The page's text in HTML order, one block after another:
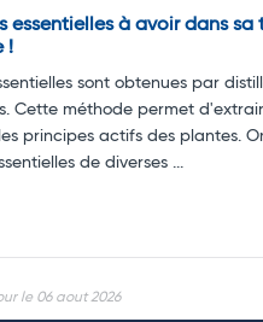
essentielles à avoir dans sa
!
sont obtenues par
Cette méthode permet
principes actifs des plantes.
de diverses ...
le 06 aout 2026